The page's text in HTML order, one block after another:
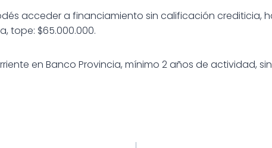
acceder a financiamiento sin calificación crediticia,
tope: $65.000.000.
en Banco Provincia, mínimo 2 años de actividad,